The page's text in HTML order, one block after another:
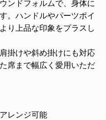
ンドフォルムで、身体に
。ハンドルやパーツポイ
り上品な印象をプラスし
掛けや斜め掛けにも対応
席まで幅広く愛用いただ
レンジ可能